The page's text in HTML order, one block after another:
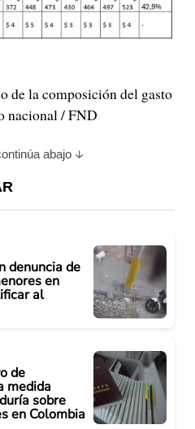
de la composición del gasto
nacional / FND
abajo
denuncia de
en
al
de
medida
sobre
en Colombia